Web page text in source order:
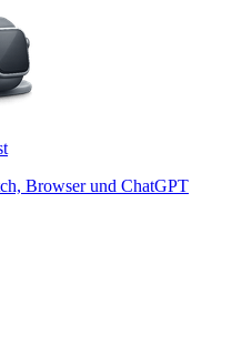
Browser und ChatGPT